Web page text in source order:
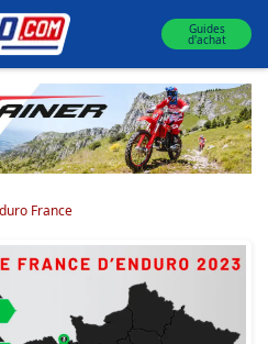
Guides
d'achat
France